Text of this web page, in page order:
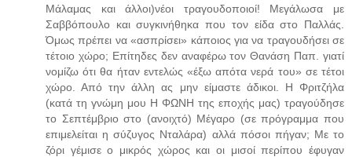
Μάλαμας και άλλοι)νέοι τραγουδοποιοί! Μεγάλωσα με
Σαββόπουλο και συγκινήθηκα που τον είδα στο Παλλάς.
Όμως πρέπει να «ασπρίσει» κάποιος για να τραγουδήσει σε
τέτοιο χώρο; Επίτηδες δεν αναφέρω τον Θανάση Παπ. γιατί
νομίζω ότι θα ήταν εντελώς «έξω απότα νερά του» σε τέτοι
χώρο. Από την άλλη ας μην είμαστε άδικοι. Η Φριτζήλα
(κατά τη γνώμη μου Η ΦΩΝΗ της εποχής μας) τραγούδησε
το Σεπτέμβριο στο (ανοιχτό) Μέγαρο (σε πρόγραμμα που
επιμελείται η σύζυγος Νταλάρα) αλλά πόσοι πήγαν; Με το
ζόρι γέμισε ο μικρός χώρος και οι μισοί περίπου έφυγαν